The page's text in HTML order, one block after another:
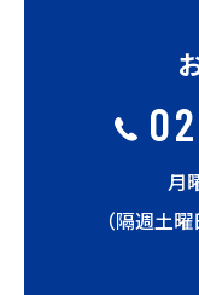
月
（隔週土